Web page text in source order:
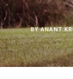
BYANANT